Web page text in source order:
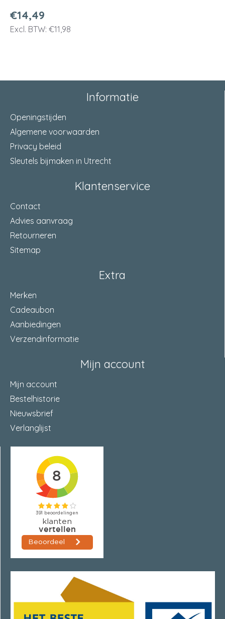
€14,49
Excl. BTW: €11,98
Informatie
Openingstijden
Algemene voorwaarden
Privacy beleid
Sleutels bijmaken in Utrecht
Klantenservice
Contact
Advies aanvraag
Retourneren
Sitemap
Extra
Merken
Cadeaubon
Aanbiedingen
Verzendinformatie
Mijn account
Mijn account
Bestelhistorie
Nieuwsbrief
Verlanglijst